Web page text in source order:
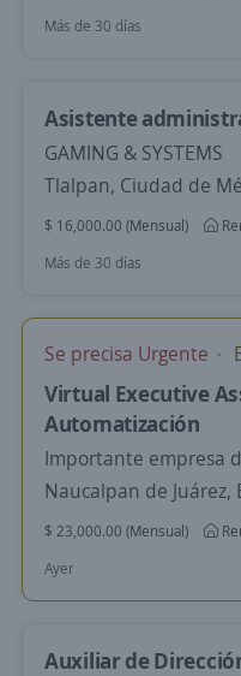
Más de 30 días
Asistente
GAMING & SYSTEMS
Tlalpan, Ciudad de
$ 16,000.00 (Mensual)
Más de 30 días
Se precisa Urgente
Virtual Executive
Automatización
Importante empresa
Naucalpan de Juárez,
$ 23,000.00 (Mensual)
Ayer
Auxiliar de